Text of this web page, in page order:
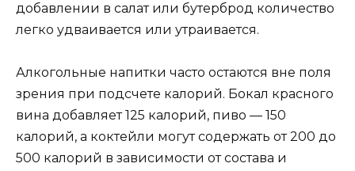
добавлении в салат или бутерброд количество
легко удваивается или утраивается.
Алкогольные напитки часто остаются вне поля
зрения при подсчете калорий. Бокал красного
вина добавляет 125 калорий, пиво — 150
калорий, а коктейли могут содержать от 200 до
500 калорий в зависимости от состава и